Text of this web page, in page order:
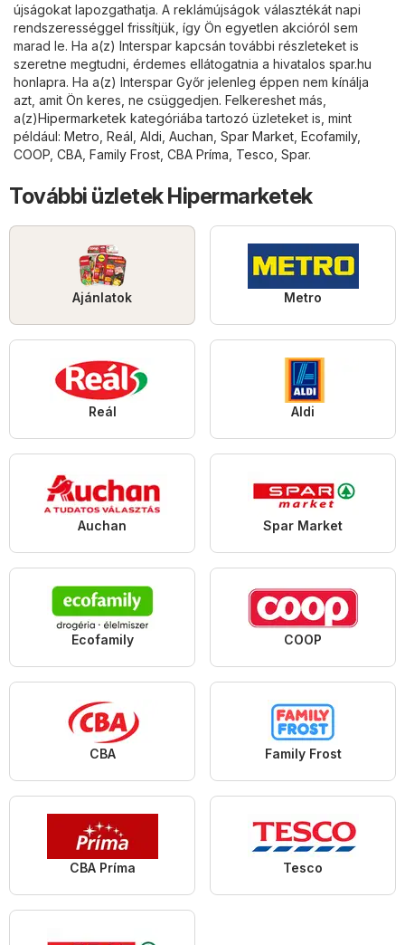
újságokat lapozgathatja. A reklámújságok választékát napi
rendszerességgel frissítjük, így Ön egyetlen akcióról sem
marad le. Ha a(z) Interspar kapcsán további részleteket is
szeretne megtudni, érdemes ellátogatnia a hivatalos spar.hu
honlapra. Ha a(z) Interspar Győr jelenleg éppen nem kínálja
azt, amit Ön keres, ne csüggedjen. Felkereshet más,
a(z)Hipermarketek kategóriába tartozó üzleteket is, mint
például: Metro Reál Aldi Auchan Spar Market Ecofamily,
COOP CBA Family Frost CBA Príma Tesco Spar.
További üzletek Hipermarketek
Ajánlatok Metro
Reál Aldi
Auchan Spar Market
Ecofamily COOP
CBA Family Frost
CBA Príma Tesco